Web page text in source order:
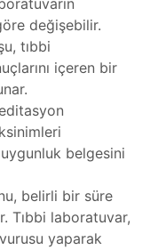
değişebilir.
tıbbi
içeren bir
uygunluk belgesini
belirli bir süre
Tıbbi laboratuvar,
yaparak